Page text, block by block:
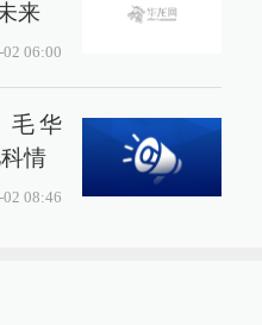
来
02 06:00
毛华
情
02 08:46